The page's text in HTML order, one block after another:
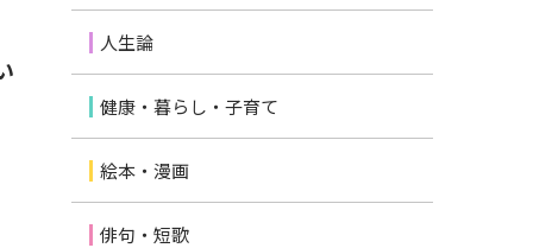
人生論
健康・暮らし・子育て
絵本・漫画
俳句・短歌